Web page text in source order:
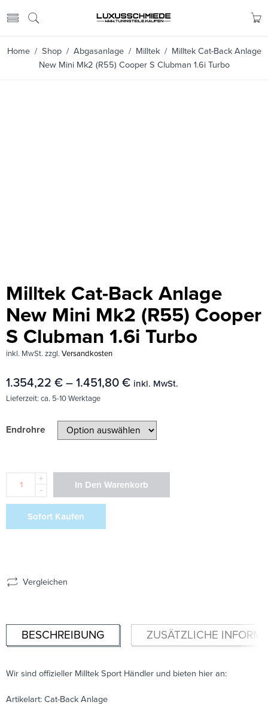
Home/ Shop/ Abgasanlage/ Milltek/ Milltek Cat-Back Anlage
New Mini Mk2 (R55) Cooper S Clubman 1.6i Turbo
Milltek Cat-Back Anlage
New Mini Mk2 (R55) Cooper
S Clubman 1.6i Turbo
inkl. MwSt. zzgl. Versandkosten
1.354,22 € – 1.451,80 € inkl. MwSt.
Lieferzeit: ca. 5-10 Werktage
Endrohre
+
-
In Den Warenkorb
Sofort Kaufen
Vergleichen
BESCHREIBUNG ZUSÄTZLICHE
Wir sind offizieller Milltek Sport Händler und bieten hier an:
Artikelart: Cat-Back Anlage